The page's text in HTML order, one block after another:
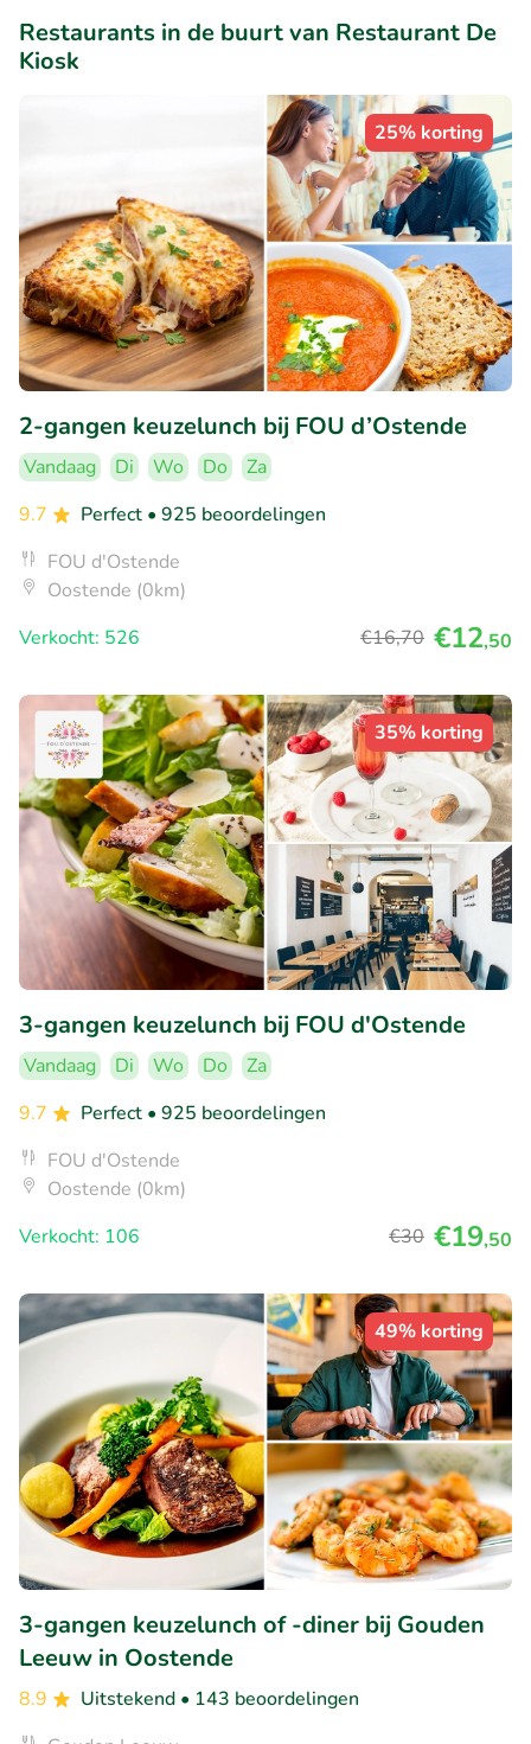
Restaurants in de buurt van Restaurant De
Kiosk
25% korting
2-gangen keuzelunch bij FOU d’Ostende
Vandaag Di Wo Do
Za
9.7
Perfect • 925 beoordelingen
FOU d'Ostende
Oostende (0km)
Verkocht: 526
€16,70 €12,50
35% korting
3-gangen keuzelunch bij FOU d'Ostende
Vandaag Di Wo Do
Za
9.7
Perfect • 925 beoordelingen
FOU d'Ostende
Oostende (0km)
Verkocht: 106
€30 €19,50
49% korting
3-gangen keuzelunch of -diner bij Gouden
Leeuw in Oostende
8.9 Uitstekend • 143 beoordelingen